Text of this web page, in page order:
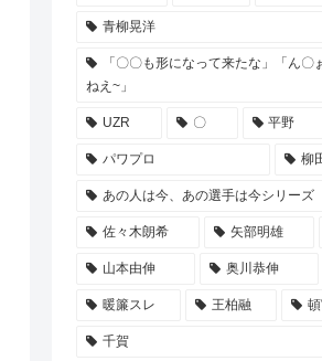
青柳晃洋
「〇〇も形になって来たな」「ん〇
ねえ~」
UZR 〇 平野
パワプロ 柳
あの人は今、あの選手は今シリーズ
佐々木朗希 矢部明雄
山本由伸 奥川恭伸
暖簾スレ 王柏融
千賀